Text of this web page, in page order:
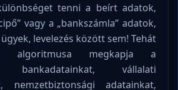
tenni a beírt adatok,
vagy a „bankszámla” adatok,
levelezés között sem! Tehát
algoritmusa megkapja a
bankadatainkat, vállalati
nemzetbiztonsági adatainkat,